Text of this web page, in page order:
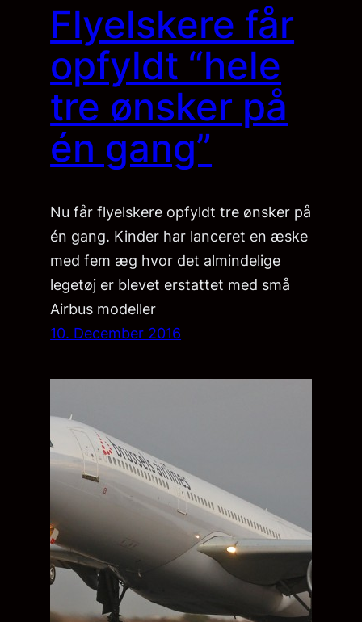
Flyelskere får
opfyldt “hele
tre ønsker på
én gang”
Nu får flyelskere opfyldt tre ønsker på
én gang. Kinder har lanceret en æske
med fem æg hvor det almindelige
legetøj er blevet erstattet med små
Airbus modeller
10. December 2016